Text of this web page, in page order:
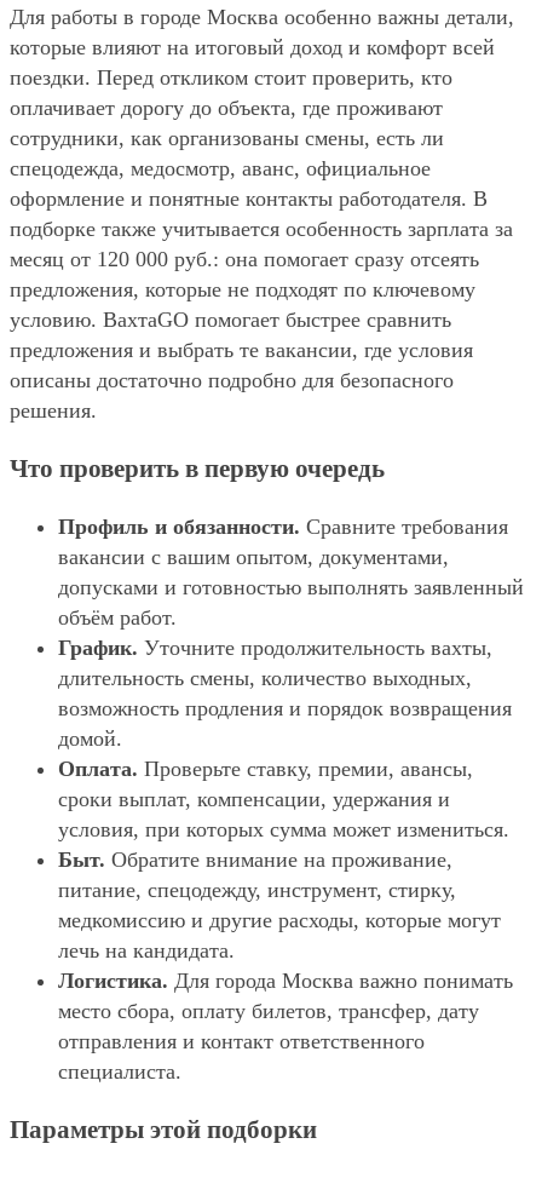
Для работы в городе Москва особенно важны детали,
которые влияют на итоговый доход и комфорт всей
поездки. Перед откликом стоит проверить, кто
оплачивает дорогу до объекта, где проживают
сотрудники, как организованы смены, есть ли
спецодежда, медосмотр, аванс, официальное
оформление и понятные контакты работодателя. В
подборке также учитывается особенность зарплата за
месяц от 120 000 руб.: она помогает сразу отсеять
предложения, которые не подходят по ключевому
условию. ВахтаGO помогает быстрее сравнить
предложения и выбрать те вакансии, где условия
описаны достаточно подробно для безопасного
решения.
Что проверить в первую очередь
Профиль и обязанности. Сравните требования
вакансии с вашим опытом, документами,
допусками и готовностью выполнять заявленный
объём работ.
График. Уточните продолжительность вахты,
длительность смены, количество выходных,
возможность продления и порядок возвращения
домой.
Оплата. Проверьте ставку, премии, авансы,
сроки выплат, компенсации, удержания и
условия, при которых сумма может измениться.
Быт. Обратите внимание на проживание,
питание, спецодежду, инструмент, стирку,
медкомиссию и другие расходы, которые могут
лечь на кандидата.
Логистика. Для города Москва важно понимать
место сбора, оплату билетов, трансфер, дату
отправления и контакт ответственного
специалиста.
Параметры этой подборки